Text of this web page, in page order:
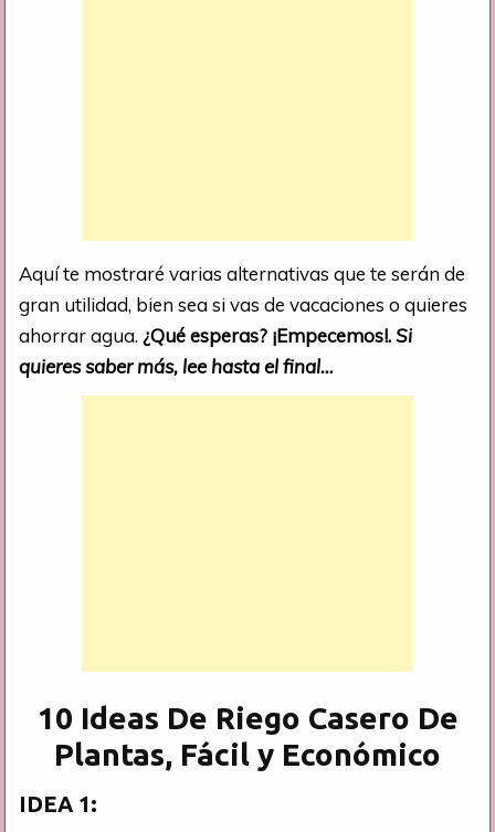
Aquí te mostraré varias alternativas que te serán de
gran utilidad, bien sea si vas de vacaciones o quieres
ahorrar agua. ¿Qué esperas? ¡Empecemos!.Si
quieres saber más, lee hasta el final…
10 Ideas De Riego Casero De
Plantas, Fácil y Económico
IDEA 1: